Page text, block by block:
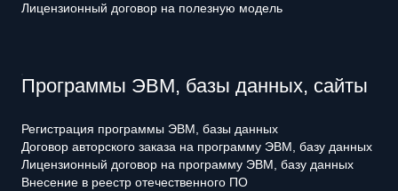
Лицензионный договор на полезную модель
Программы ЭВМ, базы данных, сайты
Регистрация программы ЭВМ, базы данных
Договор авторского заказа на программу ЭВМ, базу данных
Лицензионный договор на программу ЭВМ, базу данных
Внесение в реестр отечественного ПО